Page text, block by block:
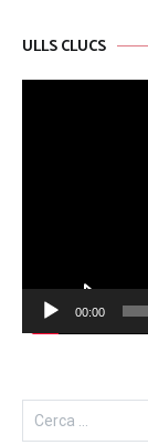
ULLS CLUCS
00:00
Cerca: